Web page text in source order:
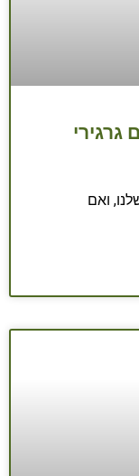
גרגירי
ואם